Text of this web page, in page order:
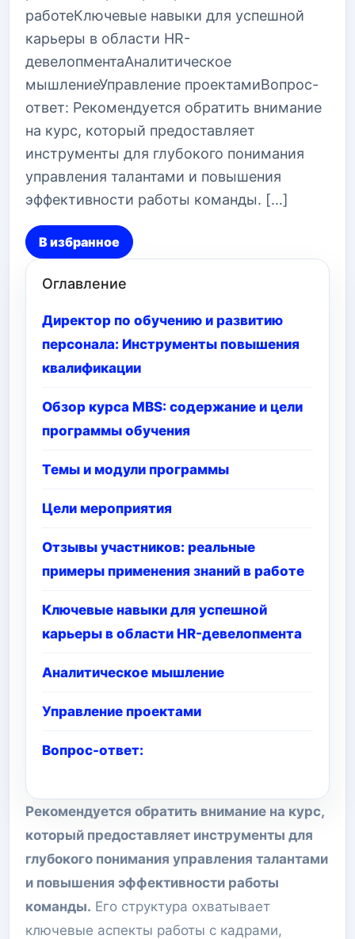
работеКлючевые навыки для успешной
карьеры в области HR-
девелопментаАналитическое
мышлениеУправление проектамиВопрос-
ответ: Рекомендуется обратить внимание
на курс, который предоставляет
инструменты для глубокого понимания
управления талантами и повышения
эффективности работы команды. […]
В избранное
Оглавление
Директор по обучению и развитию
персонала: Инструменты повышения
квалификации
Обзор курса MBS: содержание и цели
программы обучения
Темы и модули программы
Цели мероприятия
Отзывы участников: реальные
примеры применения знаний в работе
Ключевые навыки для успешной
карьеры в области HR-девелопмента
Аналитическое мышление
Управление проектами
Вопрос-ответ:
Рекомендуется обратить внимание на курс,
который предоставляет инструменты для
глубокого понимания управления талантами
и повышения эффективности работы
команды. Его структура охватывает
ключевые аспекты работы с кадрами,